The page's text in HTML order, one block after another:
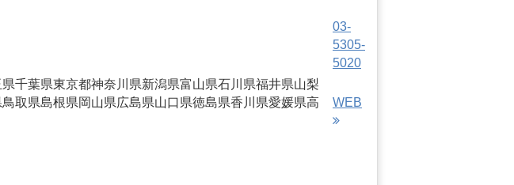
03-
5305-
5020
千葉県東京都神奈川県新潟県富山県石川県福井県山梨
鳥取県島根県岡山県広島県山口県徳島県香川県愛媛県高
WEB